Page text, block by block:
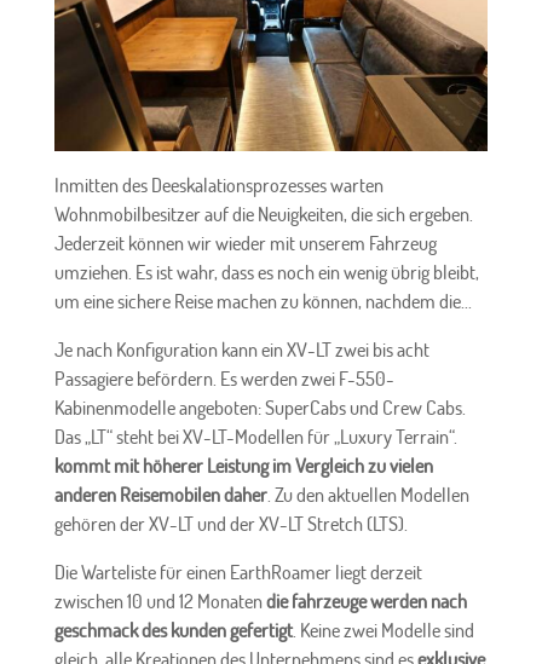
Inmitten des Deeskalationsprozesses warten
Wohnmobilbesitzer auf die Neuigkeiten, die sich ergeben.
Jederzeit können wir wieder mit unserem Fahrzeug
umziehen. Es ist wahr, dass es noch ein wenig übrig bleibt,
um eine sichere Reise machen zu können, nachdem die...
Je nach Konfiguration kann ein XV-LT zwei bis acht
Passagiere befördern. Es werden zwei F-550-
Kabinenmodelle angeboten: SuperCabs und Crew Cabs.
Das „LT“ steht bei XV-LT-Modellen für „Luxury Terrain“.
kommt mit höherer Leistung im Vergleich zu vielen
anderen Reisemobilen daher. Zu den aktuellen Modellen
gehören der XV-LT und der XV-LT Stretch (LTS).
Die Warteliste für einen EarthRoamer liegt derzeit
zwischen 10 und 12 Monatendie fahrzeuge werden nach
geschmack des kunden gefertigt. Keine zwei Modelle sind